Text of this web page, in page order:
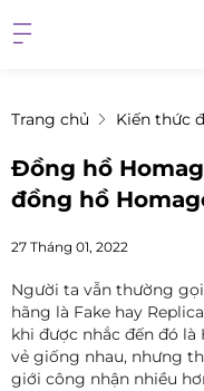
Trang chủ Kiến thức
Đồng hồ
đồng hồ
27 Tháng 01, 2022
Người ta vẫn thường
hãng là Fake hay
khi được nhắc đến đó
vẻ giống nhau, nhưng
giới công nhận nhiều